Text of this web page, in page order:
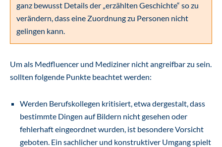
ganz bewusst Details der „erzählten Geschichte“ so zu
verändern, dass eine Zuordnung zu Personen nicht
gelingen kann.
Um als Medfluencer und Mediziner nicht angreifbar zu sein.
sollten folgende Punkte beachtet werden:
Werden Berufskollegen kritisiert, etwa dergestalt, dass
bestimmte Dingen auf Bildern nicht gesehen oder
fehlerhaft eingeordnet wurden, ist besondere Vorsicht
geboten. Ein sachlicher und konstruktiver Umgang spielt